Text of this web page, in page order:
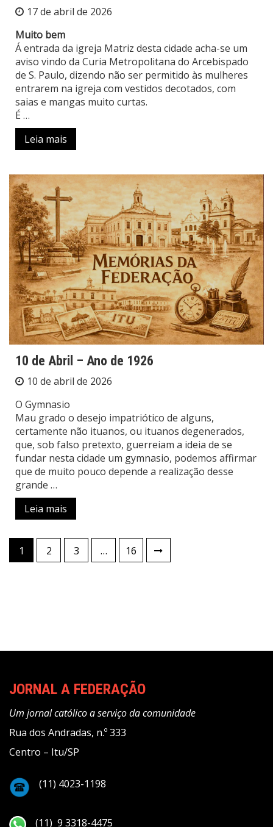
17 de abril de 2026
Muito bem
Á entrada da igreja Matriz desta cidade acha-se um
aviso vindo da Curia Metropolitana do Arcebispado
de S. Paulo, dizendo não ser permitido às mulheres
entrarem na igreja com vestidos decotados, com
saias e mangas muito curtas.
É …
Leia mais
10 de Abril – Ano de 1926
10 de abril de 2026
O Gymnasio
Mau grado o desejo impatriótico de alguns,
certamente não ituanos, ou ituanos degenerados,
que, sob falso pretexto, guerreiam a ideia de se
fundar nesta cidade um gymnasio, podemos affirmar
que de muito pouco depende a realização desse
grande …
Leia mais
Paginação
de
1 2 3 … 16
JORNAL A FEDERAÇÃO
Um jornal católico a serviço da comunidade
Rua dos Andradas, n.º 333
Centro – Itu/SP
(11) 4023-1198
(11) 9 3318-4475